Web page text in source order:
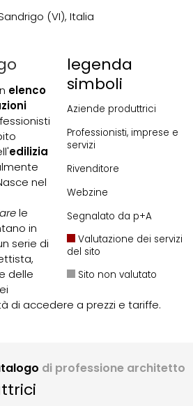
(VI), Italia
legenda
simboli
Aziende produttrici
Professionisti, imprese e
servizi
Rivenditore
Webzine
Segnalato da p+A
Valutazione dei servizi
del sito
Sito non valutato
elenco
edilizia
nel
le
in
serie di
delle
di accedere a prezzi e tariffe.
di professione architetto